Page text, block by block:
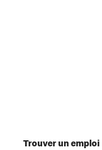
Trouver un emploi